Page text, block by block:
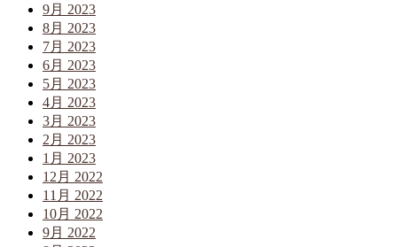
9月 2023
8月 2023
7月 2023
6月 2023
5月 2023
4月 2023
3月 2023
2月 2023
1月 2023
12月 2022
11月 2022
10月 2022
9月 2022